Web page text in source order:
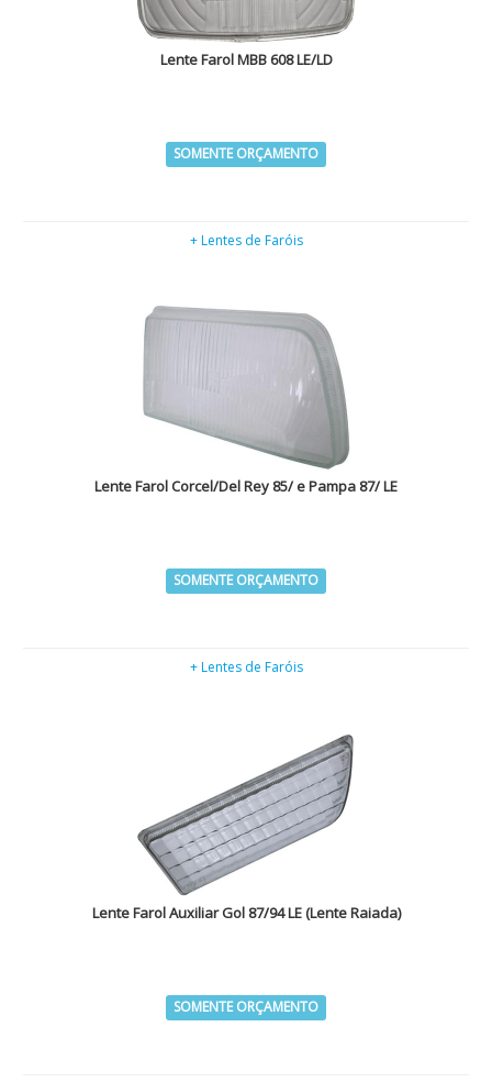
Lente Farol MBB 608 LE/LD
SOMENTE ORÇAMENTO
+ Lentes de Faróis
Lente Farol Corcel/Del Rey 85/ e Pampa 87/ LE
SOMENTE ORÇAMENTO
+ Lentes de Faróis
Lente Farol Auxiliar Gol 87/94 LE (Lente Raiada)
SOMENTE ORÇAMENTO